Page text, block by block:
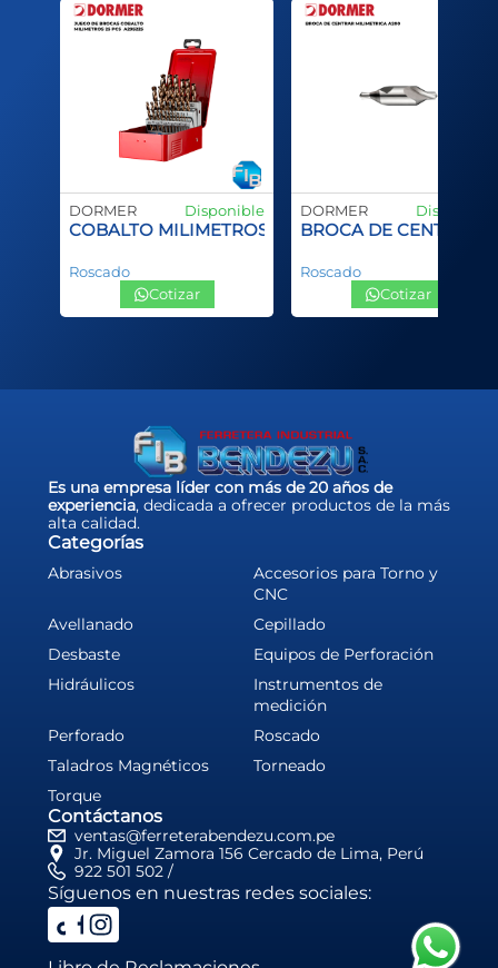
A19018
DORMER Disponible
COBALTO MILIMETROS 25 PCS A295225
Roscado
Cotizar
DORMER Disponible
BROCA DE CENTRAR
Roscado
Cotizar
Es una empresa líder con más de 20 años de
experiencia, dedicada a ofrecer productos de la más
alta calidad.
Categorías
Abrasivos
Accesorios para Torno y
CNC
Avellanado
Cepillado
Desbaste
Equipos de Perforación
Hidráulicos
Instrumentos de
medición
Perforado
Roscado
Taladros Magnéticos
Torneado
Torque
Contáctanos
ventas@ferreterabendezu.com.pe
922 501 502 /
Jr. Miguel Zamora 156 Cercado de Lima, Perú
Síguenos en nuestras redes sociales: